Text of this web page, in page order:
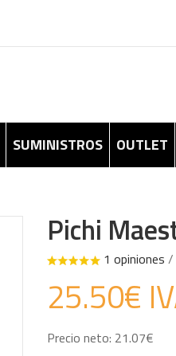
SUMINISTROS OUTLET
Pichi
1 opiniones /
25.50€
Precio neto: 21.07€